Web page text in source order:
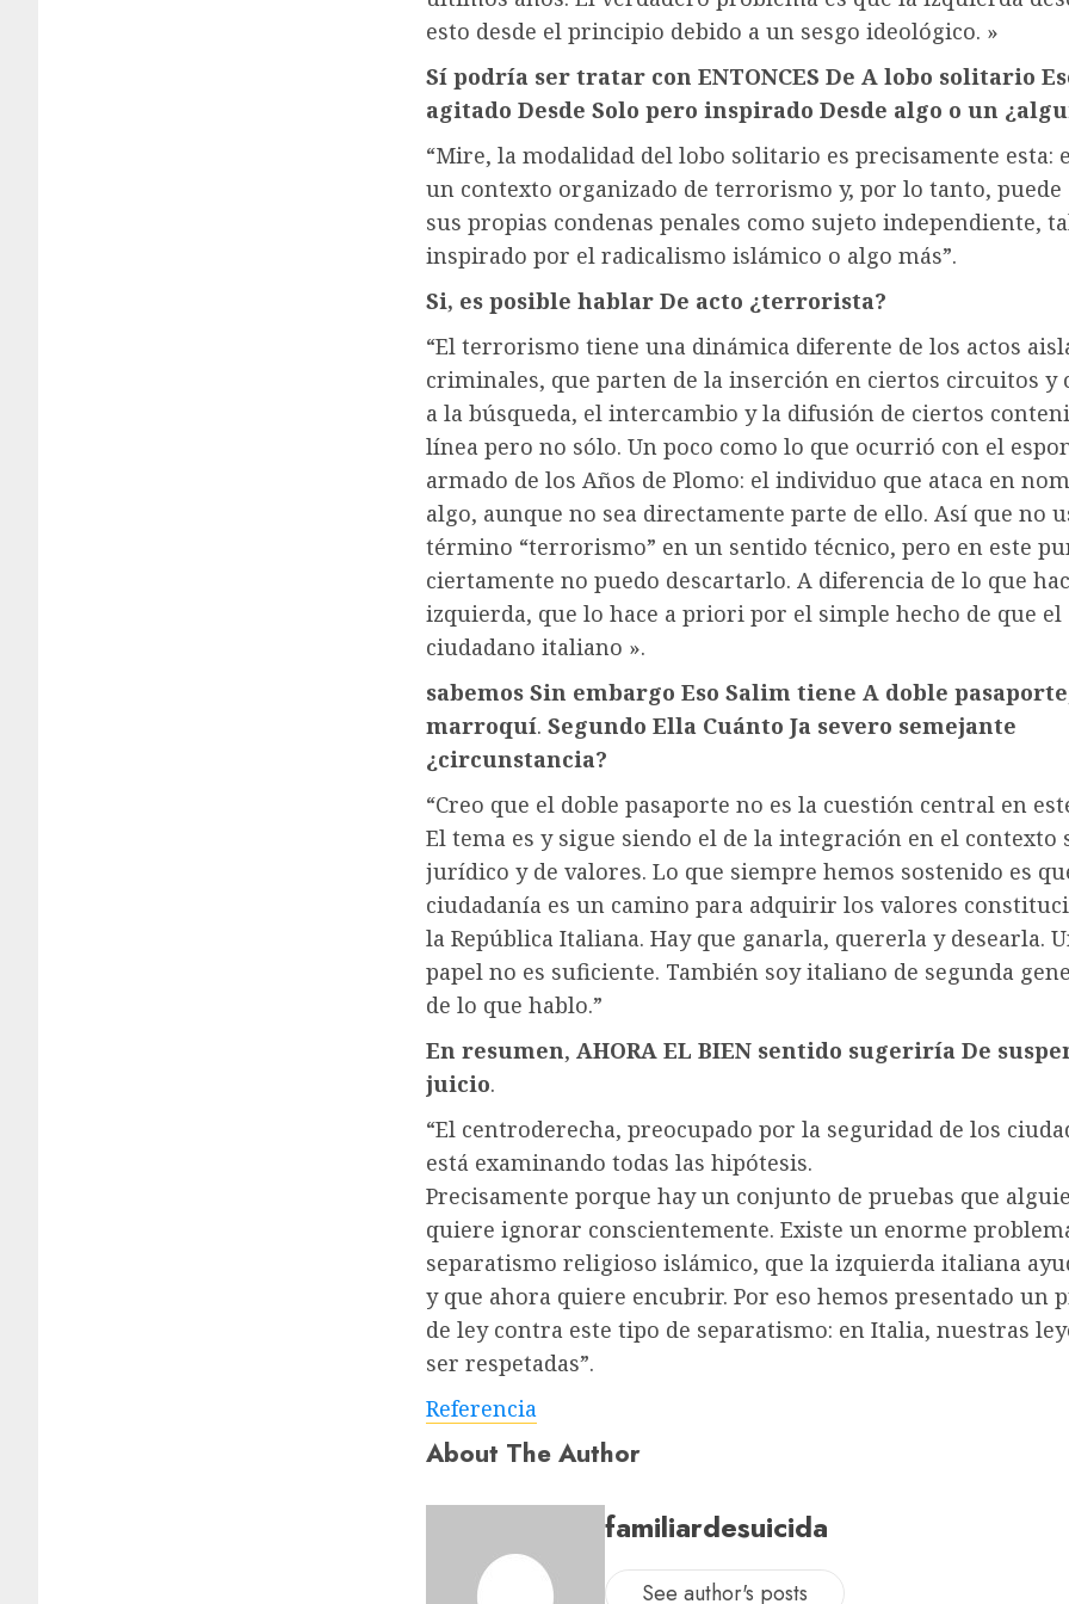
esto desde el principio debido a un sesgo ideológico. »
Sí podría ser tratar con ENTONCES De A lobo solitario
agitado Desde Solo pero inspirado Desde algo o un
“Mire, la modalidad del lobo solitario es precisamente esta:
un contexto organizado de terrorismo y, por lo tanto,
sus propias condenas penales como sujeto independiente,
inspirado por el radicalismo islámico o algo más”.
Si, es posible hablar De acto ¿terrorista?
“El terrorismo tiene una dinámica diferente de los actos
criminales, que parten de la inserción en ciertos circuitos y
a la búsqueda, el intercambio y la difusión de ciertos
línea pero no sólo. Un poco como lo que ocurrió con el
armado de los Años de Plomo: el individuo que ataca en
algo, aunque no sea directamente parte de ello. Así que no
término “terrorismo” en un sentido técnico, pero en este
ciertamente no puedo descartarlo. A diferencia de lo que
izquierda, que lo hace a priori por el simple hecho de que el
ciudadano italiano ».
sabemos Sin embargo Eso Salim tiene A doble pasaporte
marroquí. Segundo Ella Cuánto Ja severo semejante
¿circunstancia?
“Creo que el doble pasaporte no es la cuestión central en
El tema es y sigue siendo el de la integración en el contexto
jurídico y de valores. Lo que siempre hemos sostenido es
ciudadanía es un camino para adquirir los valores
la República Italiana. Hay que ganarla, quererla y desearla.
papel no es suficiente. También soy italiano de segunda
de lo que hablo.”
En resumen, AHORA EL BIEN sentido sugeriría De
juicio.
“El centroderecha, preocupado por la seguridad de los
está examinando todas las hipótesis.
Precisamente porque hay un conjunto de pruebas que
quiere ignorar conscientemente. Existe un enorme
separatismo religioso islámico, que la izquierda italiana
y que ahora quiere encubrir. Por eso hemos presentado un
de ley contra este tipo de separatismo: en Italia, nuestras
ser respetadas”.
Referencia
About The Author
familiardesuicida
See author's posts